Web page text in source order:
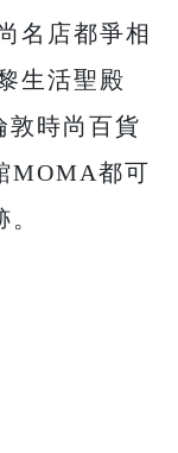
名店都爭相
生活聖殿
敦時尚百貨
MOMA都可